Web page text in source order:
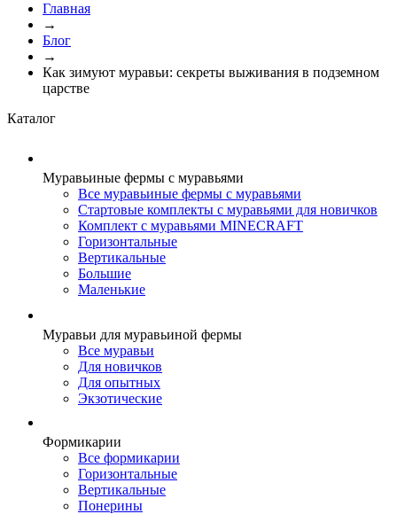
Главная
→
Блог
→
Как зимуют муравьи: секреты выживания в подземном
царстве
Каталог
Муравьиные фермы с муравьями
Все муравьиные фермы с муравьями
Стартовые комплекты с муравьями для новичков
Комплект с муравьями MINECRAFT
Горизонтальные
Вертикальные
Большие
Маленькие
Муравьи для муравьиной фермы
Все муравьи
Для новичков
Для опытных
Экзотические
Формикарии
Все формикарии
Горизонтальные
Вертикальные
Понерины